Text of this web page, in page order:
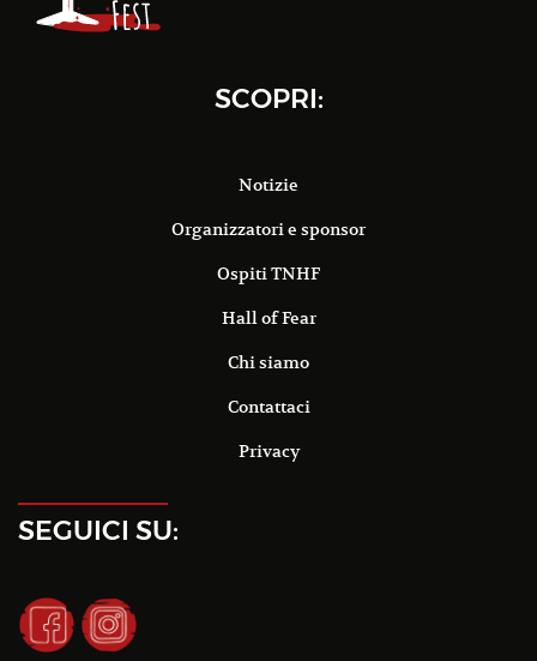
SCOPRI:
Notizie
Organizzatori e sponsor
Ospiti TNHF
Hall of Fear
Chi siamo
Contattaci
Privacy
SEGUICI SU: